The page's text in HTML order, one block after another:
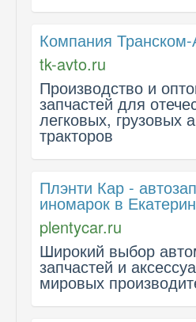
Компания
tk-avto.ru
Производство и
запчастей для
легковых, грузовых
тракторов
Плэнти Кар -
иномарок в
plentycar.ru
Широкий выбор
запчастей и
мировых